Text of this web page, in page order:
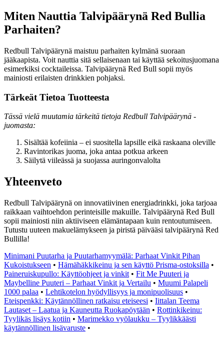
Miten Nauttia Talvipäärynä Red Bullia
Parhaiten?
Redbull Talvipäärynä maistuu parhaiten kylmänä suoraan
jääkaapista. Voit nauttia sitä sellaisenaan tai käyttää sekoitusjuomana
esimerkiksi cocktaileissa. Talvipäärynä Red Bull sopii myös
mainiosti erilaisten drinkkien pohjaksi.
Tärkeät Tietoa Tuotteesta
Tässä vielä muutamia tärkeitä tietoja Redbull Talvipäärynä -
juomasta:
Sisältää kofeiinia – ei suositella lapsille eikä raskaana oleville
Ravintorikas juoma, joka antaa potkua arkeen
Säilytä viileässä ja suojassa auringonvalolta
Yhteenveto
Redbull Talvipäärynä on innovatiivinen energiadrinkki, joka tarjoaa
raikkaan vaihtoehdon perinteisille makuille. Talvipäärynä Red Bull
sopii mainiosti niin aktiiviseen elämäntapaan kuin rentoutumiseen.
Tutustu uuteen makuelämykseen ja piristä päivääsi talvipäärynä Red
Bullilla!
Minimani Puutarha ja Puutarhamyymälä: Parhaat Vinkit Pihan
Kukoistukseen • Hämähäkkikeinu ja sen käyttö Prisma-ostoksilla •
Paineruiskupullo: Käyttöohjeet ja vinkit • Fit Me Puuteri ja
Maybelline Puuteri – Parhaat Vinkit ja Vertailu • Muumi Palapeli
1000 palaa • Lehtikotelon hyödyllisyys ja monipuolisuus •
Eteispenkki: Käytännöllinen ratkaisu eteiseesi • Iittalan Teema
Lautaset – Laatua ja Kauneutta Ruokapöytään • Rottinkikeinu:
Tyylikäs lisäys kotiin • Marimekko vyölaukku – Tyylikkäästi
käytännöllinen lisävaruste •